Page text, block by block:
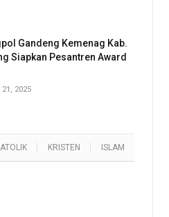
Gandeng Kemenag Kab.
Siapkan Pesantren Award
2025
KRISTEN ISLAM